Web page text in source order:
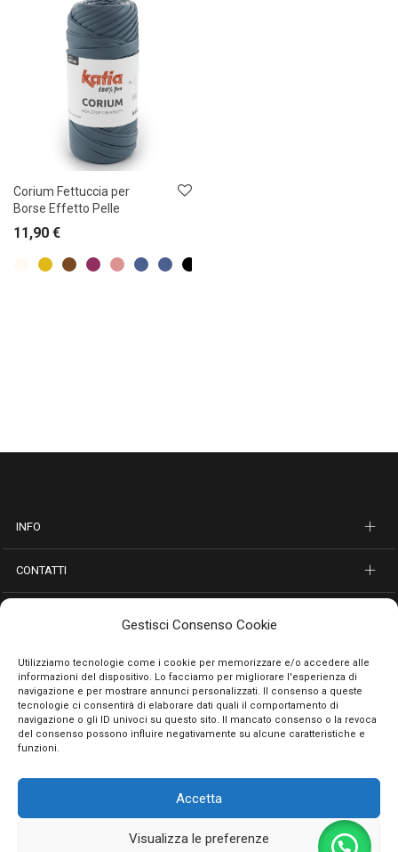
Gestisci Consenso Cookie
Utilizziamo tecnologie come i cookie per memorizzare e/o accedere alle
informazioni del dispositivo. Lo facciamo per migliorare l'esperienza di
navigazione e per mostrare annunci personalizzati. Il consenso a queste
tecnologie ci consentirà di elaborare dati quali il comportamento di
navigazione o gli ID univoci su questo sito. Il mancato consenso o la revoca
del consenso possono influire negativamente su alcune caratteristiche e
funzioni.
Accetta
Visualizza le preferenze
Corium Fettuccia per
Borse Effetto Pelle
11,90 €
INFO
CONTATTI
PAGAMENTI SICURI
Privacy Policy
© 2026 Emporio Necchi di Masciantonio Giacinto - P.IVA 01482050661